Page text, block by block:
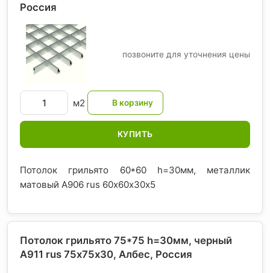
Россия
позвоните для уточнения цены
м2
КУПИТЬ
Потолок грильято 60*60 h=30мм, металлик
матовый А906 rus 60х60х30х5
Потолок грильято 75*75 h=30мм, черный
A911 rus 75х75х30, Албес, Россия